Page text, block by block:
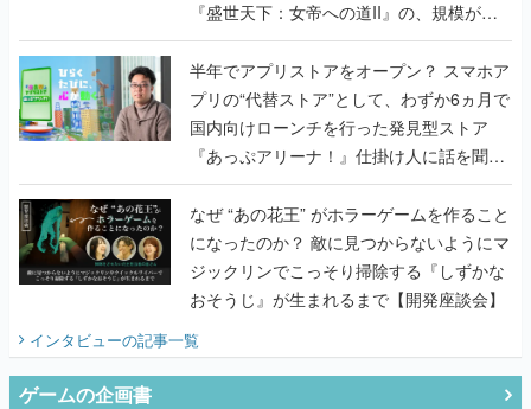
『盛世天下：女帝への道II』の、規模が違
うこだわりをプロデューサーに聞いた
半年でアプリストアをオープン？ スマホア
プリの“代替ストア”として、わずか6ヵ月で
国内向けローンチを行った発見型ストア
『あっぷアリーナ！』仕掛け人に話を聞い
てみた
なぜ “あの花王” がホラーゲームを作ること
になったのか？ 敵に見つからないようにマ
ジックリンでこっそり掃除する『しずかな
おそうじ』が生まれるまで【開発座談会】
インタビューの記事一覧
ゲームの企画書